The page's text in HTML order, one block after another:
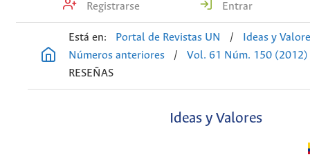
Registrarse Entrar
Está en: Portal de Revistas UN /
Ideas y
Números anteriores
/
Vol. 61 Núm. 150 (2012)
RESEÑAS
Ideas y Valores